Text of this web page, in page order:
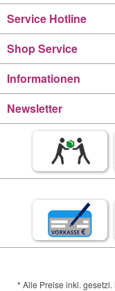
Service Hotline
Shop Service
Informationen
Newsletter
* Alle Preise inkl.